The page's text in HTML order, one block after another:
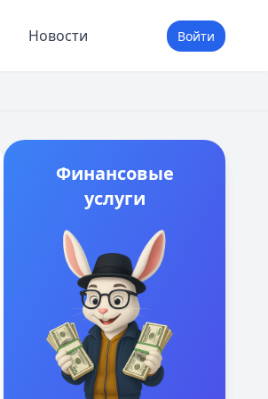
Новости Войти
Финансовые
услуги